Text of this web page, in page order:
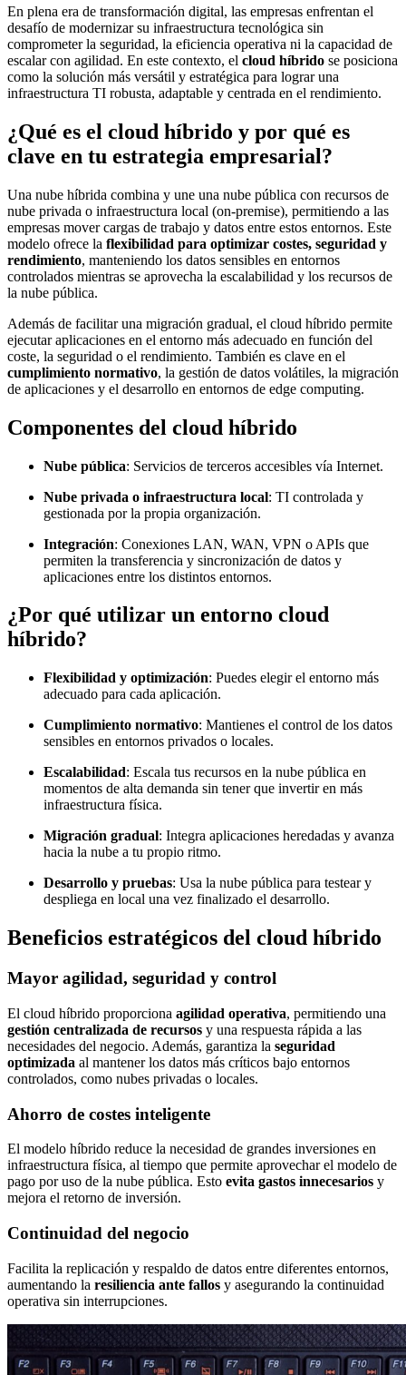
En plena era de transformación digital, las empresas enfrentan el
desafío de modernizar su infraestructura tecnológica sin
comprometer la seguridad, la eficiencia operativa ni la capacidad de
escalar con agilidad. En este contexto, el cloud híbrido se posiciona
como la solución más versátil y estratégica para lograr una
infraestructura TI robusta, adaptable y centrada en el rendimiento.
¿Qué es el cloud híbrido y por qué es
clave en tu estrategia empresarial?
Una nube híbrida combina y une una nube pública con recursos de
nube privada o infraestructura local (on-premise), permitiendo a las
empresas mover cargas de trabajo y datos entre estos entornos. Este
modelo ofrece la flexibilidad para optimizar costes, seguridad y
rendimiento, manteniendo los datos sensibles en entornos
controlados mientras se aprovecha la escalabilidad y los recursos de
la nube pública.
Además de facilitar una migración gradual, el cloud híbrido permite
ejecutar aplicaciones en el entorno más adecuado en función del
coste, la seguridad o el rendimiento. También es clave en el
cumplimiento normativo, la gestión de datos volátiles, la migración
de aplicaciones y el desarrollo en entornos de edge computing.
Componentes del cloud híbrido
Nube pública: Servicios de terceros accesibles vía Internet.
Nube privada o infraestructura local: TI controlada y
gestionada por la propia organización.
Integración: Conexiones LAN, WAN, VPN o APIs que
permiten la transferencia y sincronización de datos y
aplicaciones entre los distintos entornos.
¿Por qué utilizar un entorno cloud
híbrido?
Flexibilidad y optimización: Puedes elegir el entorno más
adecuado para cada aplicación.
Cumplimiento normativo: Mantienes el control de los datos
sensibles en entornos privados o locales.
Escalabilidad: Escala tus recursos en la nube pública en
momentos de alta demanda sin tener que invertir en más
infraestructura física.
Migración gradual: Integra aplicaciones heredadas y avanza
hacia la nube a tu propio ritmo.
Desarrollo y pruebas: Usa la nube pública para testear y
despliega en local una vez finalizado el desarrollo.
Beneficios estratégicos del cloud híbrido
Mayor agilidad, seguridad y control
El cloud híbrido proporciona agilidad operativa, permitiendo una
gestión centralizada de recursos y una respuesta rápida a las
necesidades del negocio. Además, garantiza la seguridad
optimizada al mantener los datos más críticos bajo entornos
controlados, como nubes privadas o locales.
Ahorro de costes inteligente
El modelo híbrido reduce la necesidad de grandes inversiones en
infraestructura física, al tiempo que permite aprovechar el modelo de
pago por uso de la nube pública. Esto evita gastos innecesarios y
mejora el retorno de inversión.
Continuidad del negocio
Facilita la replicación y respaldo de datos entre diferentes entornos,
aumentando la resiliencia ante fallos y asegurando la continuidad
operativa sin interrupciones.